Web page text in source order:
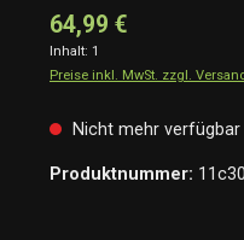
64,99 €
Inhalt: 1
Preise inkl. MwSt. zzgl.
Nicht mehr verfügbar
Produktnummer: